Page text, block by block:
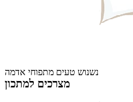
נשנוש טעים מתפוחי אדמה
מצרכים למתכון